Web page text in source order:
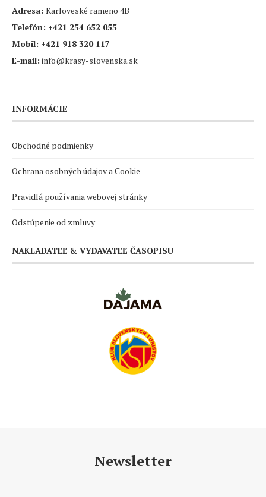
Adresa: Karloveské rameno 4B
Telefón: +421 254 652 055
Mobil: +421 918 320 117
E-mail: info@krasy-slovenska.sk
INFORMÁCIE
Obchodné podmienky
Ochrana osobných údajov a Cookie
Pravidlá používania webovej stránky
Odstúpenie od zmluvy
NAKLADATEĽ & VYDAVATEĽ ČASOPISU
Newsletter